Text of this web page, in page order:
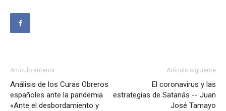
Artículo anterior
Análisis de los Curas Obreros
españoles ante la pandemia
«Ante el desbordamiento y
Artículo siguiente
El coronavirus y las
estrategias de Satanás -- Juan
José Tamayo